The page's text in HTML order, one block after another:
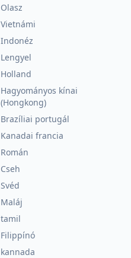
Olasz
Vietnámi
Indonéz
Lengyel
Holland
Hagyományos kínai
(Hongkong)
Brazíliai portugál
Kanadai francia
Román
Cseh
Svéd
Maláj
tamil
Filippínó
kannada